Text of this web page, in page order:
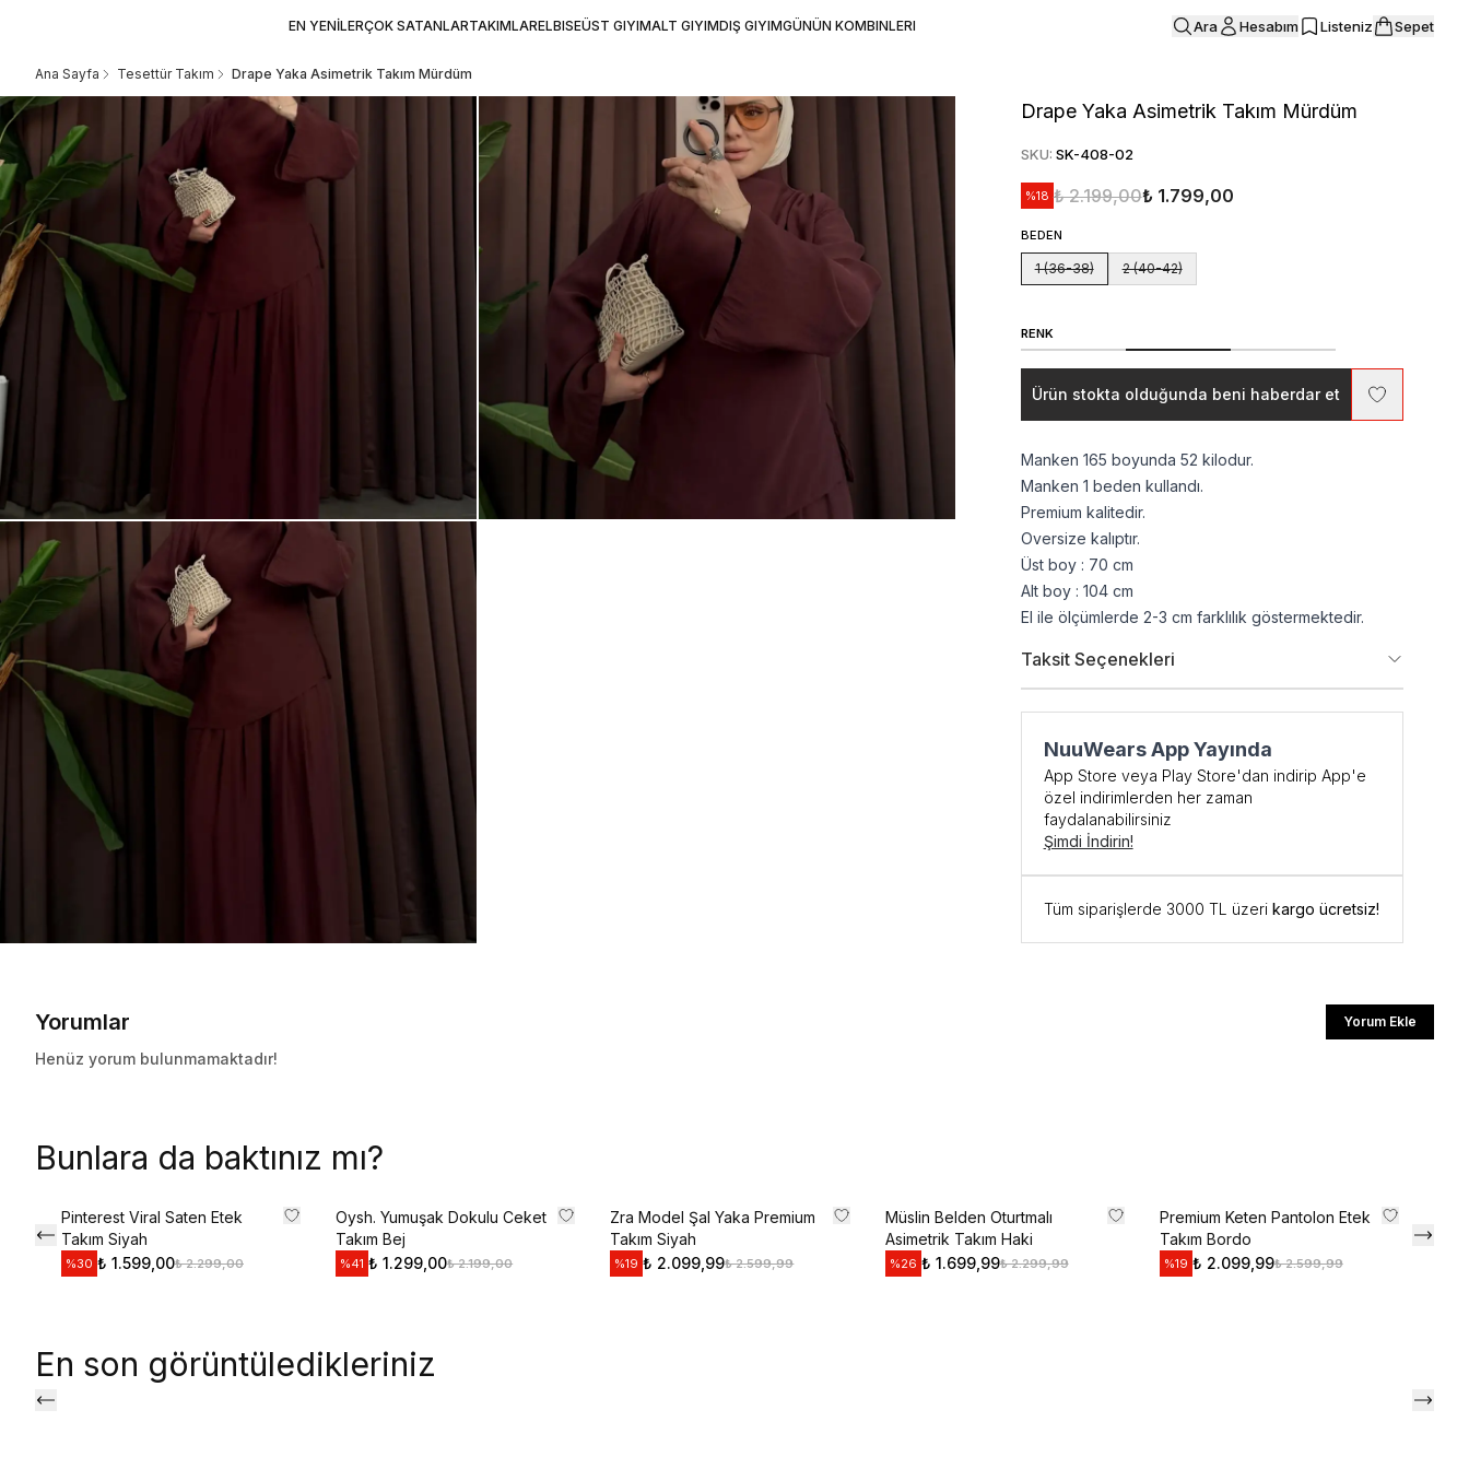
EN YENİLERÇOK SATANLARTAKIMLARELBISEÜST GIYIMALT GIYIMDIŞ GIYIMGÜNÜN KOMBINLERI Ara Hesabım Listeniz Sepet
Ana Sayfa Tesettür Takım Drape Yaka Asimetrik Takım Mürdüm
Drape Yaka Asimetrik Takım Mürdüm
SKU: SK-408-02
%18 ₺ 2.199,00₺ 1.799,00
BEDEN
1 (36-38) 2 (40-42)
RENK
Ürün stokta olduğunda beni haberdar et
Manken 165 boyunda 52 kilodur.
Manken 1 beden kullandı.
Premium kalitedir.
Oversize kalıptır.
Üst boy : 70 cm
Alt boy : 104 cm
El ile ölçümlerde 2-3 cm farklılık göstermektedir.
Taksit Seçenekleri
NuuWears App Yayında
App Store veya Play Store'dan indirip App'e
özel indirimlerden her zaman
faydalanabilirsiniz
Şimdi İndirin!
Tüm siparişlerde 3000 TL üzeri kargo ücretsiz!
Yorumlar Yorum Ekle
Henüz yorum bulunmamaktadır!
Bunlara da baktınız mı?
Pinterest Viral Saten Etek
Takım Siyah
%30 ₺ 1.599,00₺ 2.299,00
Oysh. Yumuşak Dokulu Ceket
Takım Bej
%41 ₺ 1.299,00₺ 2.199,00
Zra Model Şal Yaka Premium
Takım Siyah
%19 ₺ 2.099,99₺ 2.599,99
Müslin Belden Oturtmalı
Asimetrik Takım Haki
%26 ₺ 1.699,99₺ 2.299,99
Premium Keten Pantolon Etek
Takım Bordo
%19 ₺ 2.099,99₺ 2.599,99
En son görüntüledikleriniz
İlk Siparişe Özel
%10 İNDİRİM
size özel teklifler için kaydolun.